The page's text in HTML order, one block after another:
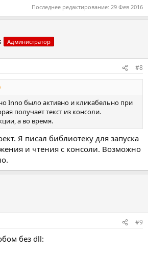
Последнее редактирование: 29 Фев 2016
Администратор
#8
Inno было активно и кликабельно при
получает текст из консоли.
а во время.
Я писал библиотеку для запуска
и чтения с консоли. Возможно
#9
без dll: